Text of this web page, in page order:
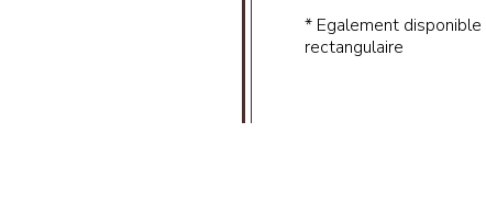
* Egalement disponible
rectangulaire